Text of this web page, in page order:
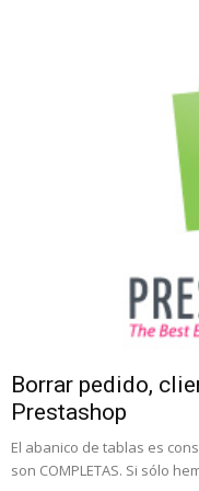
Borrar pedido,
Prestashop
El abanico de tablas es
son COMPLETAS. Si sólo